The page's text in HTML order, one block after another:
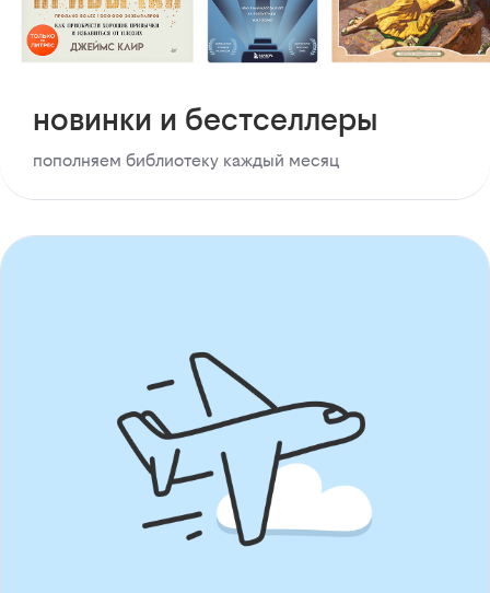
новинки и бестселлеры
пополняем библиотеку каждый месяц